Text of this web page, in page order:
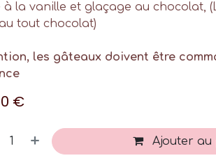
à la vanille et glaçage au chocolat,
tout chocolat)
les gâteaux doivent être
€
Ajouter au